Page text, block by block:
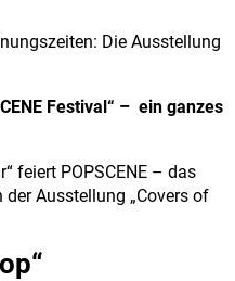
Die Ausstellung
Festival“ – ein ganzes
feiert POPSCENE – das
Ausstellung „Covers of